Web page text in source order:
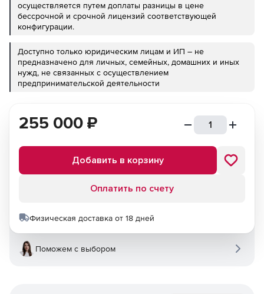
осуществляется путем доплаты разницы в цене
бессрочной и срочной лицензий соответствующей
конфигурации.
Доступно только юридическим лицам и ИП – не
предназначено для личных, семейных, домашних и иных
нужд, не связанных с осуществлением
предпринимательской деятельности
255 000 ₽
Добавить в корзину
Оплатить по счету
Физическая доставка от 18 дней
Поможем с выбором